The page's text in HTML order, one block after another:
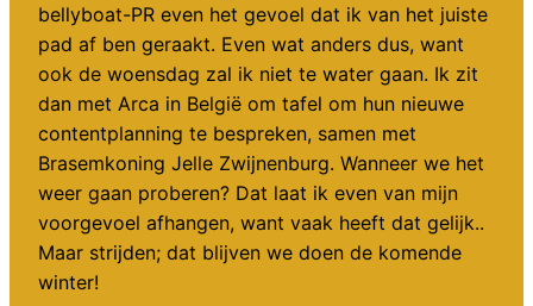
bellyboat-PR even het gevoel dat ik van het juiste
pad af ben geraakt. Even wat anders dus, want
ook de woensdag zal ik niet te water gaan. Ik zit
dan met Arca in België om tafel om hun nieuwe
contentplanning te bespreken, samen met
Brasemkoning Jelle Zwijnenburg. Wanneer we het
weer gaan proberen? Dat laat ik even van mijn
voorgevoel afhangen, want vaak heeft dat gelijk..
Maar strijden; dat blijven we doen de komende
winter!